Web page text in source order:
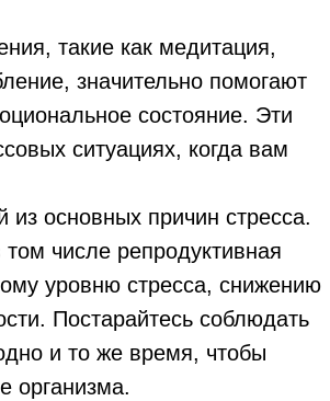
такие как медитация,
значительно помогают
состояние. Эти
ситуациях, когда вам
из основных причин стресса.
числе репродуктивная
уровню стресса, снижению
Постарайтесь соблюдать
и то же время, чтобы
организма.